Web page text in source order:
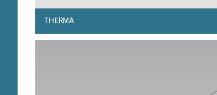
THERMA